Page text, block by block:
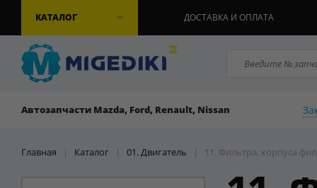
КАТАЛОГ ДОСТАВКА И ОПЛАТА
Автозапчасти Mazda, Ford, Renault, Nissan
Главная | Каталог | 01. Двигатель | 11. Фильтра, корпуса